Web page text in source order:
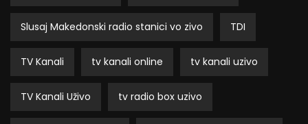
Slusaj Makedonski radio stanici vo zivo TDI
TV Kanali tv kanali online tv kanali uzivo
TV Kanali Uživo tv radio box uzivo